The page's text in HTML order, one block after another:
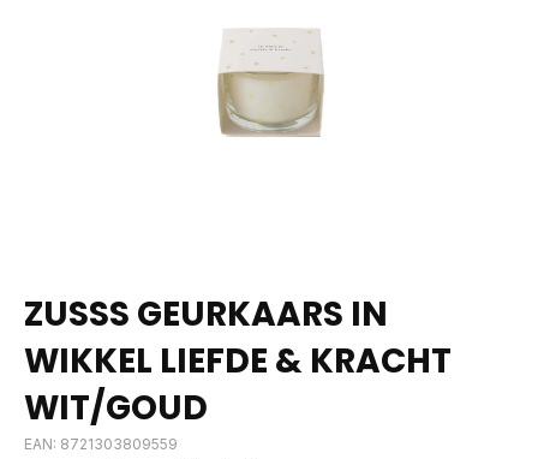
ZUSSS GEURKAARS IN
WIKKEL LIEFDE & KRACHT
WIT/GOUD
EAN: 8721303809559